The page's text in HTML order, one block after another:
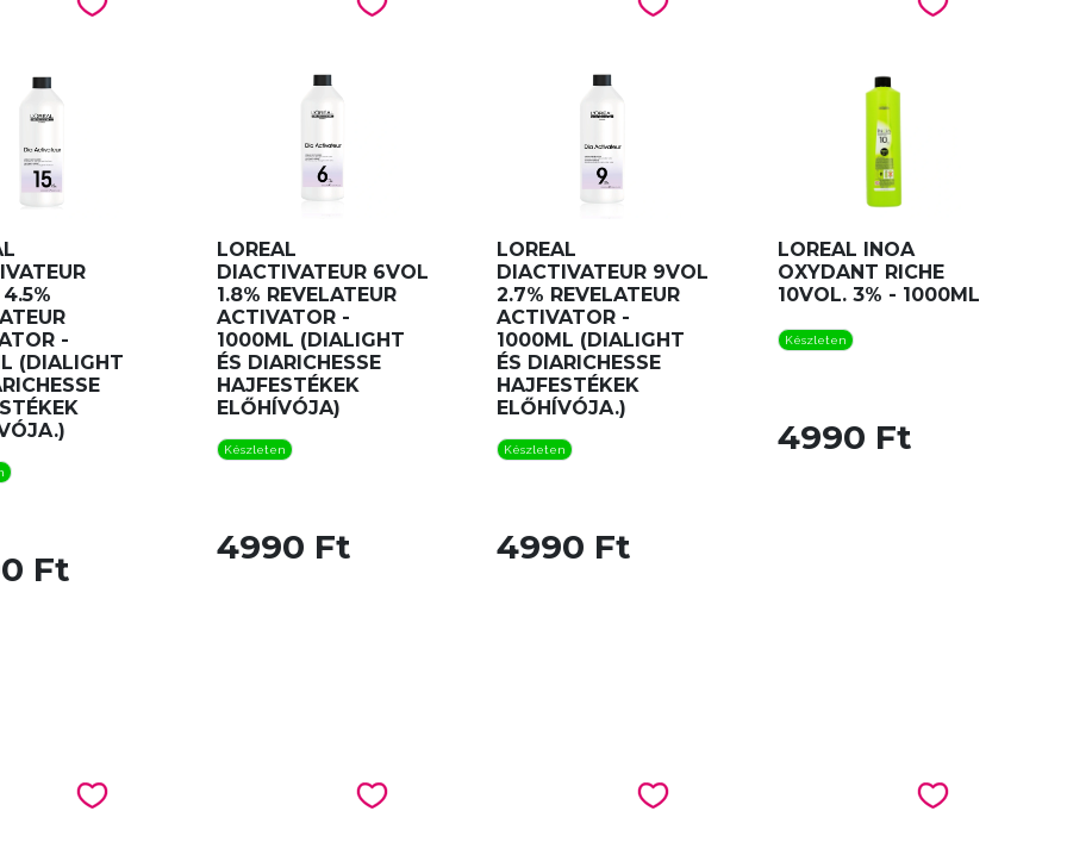
4.5%
-
(DIALIGHT
Ft
LOREAL
DIACTIVATEUR 6VOL
1.8% REVELATEUR
ACTIVATOR -
1000ML (DIALIGHT
ÉS DIARICHESSE
HAJFESTÉKEK
ELŐHÍVÓJA)
Készleten
4990 Ft
LOREAL
DIACTIVATEUR 9VOL
2.7% REVELATEUR
ACTIVATOR -
1000ML (DIALIGHT
ÉS DIARICHESSE
HAJFESTÉKEK
ELŐHÍVÓJA.)
Készleten
4990 Ft
LOREAL INOA
OXYDANT RICHE
10VOL. 3% - 1000ML
Készleten
4990 Ft